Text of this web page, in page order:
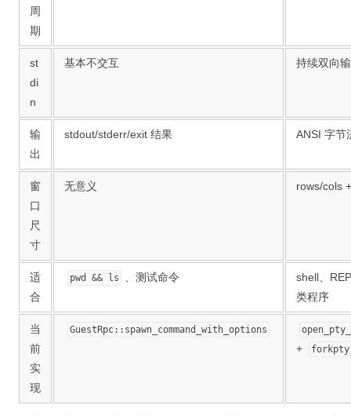
周
期
st
di
n
基本不交互 持续双向
输
出
stdout/stderr/exit 结果 ANSI 字节
窗
口
尺
寸
无意义 rows/cols
适
合
pwd && ls 、测试命令
shell、
类程序
当
前
实
现
GuestRpc::spawn_command_with_options
+